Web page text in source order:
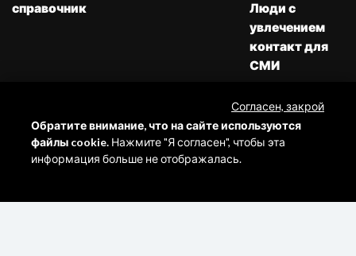
справочник
Люди с
увлечением
контакт для
СМИ
Жалобы
Обратите внимание, что на сайте используются
файлы cookie. Нажмите "Я согласен", чтобы эта
информация больше не отображалась.
Согласен, закрой